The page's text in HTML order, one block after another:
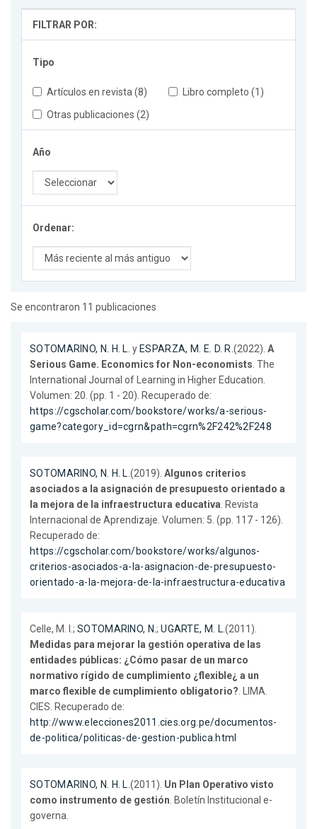
FILTRAR POR:
Tipo
Artículos en revista (8)
Libro completo (1)
Otras publicaciones (2)
Año
Ordenar:
Se encontraron 11 publicaciones
SOTOMARINO, N. H. L. y ESPARZA, M. E. D. R.(2022). A
Serious Game. Economics for Non-economists. The
International Journal of Learning in Higher Education.
Volumen: 20. (pp. 1 - 20). Recuperado de:
https://cgscholar.com/bookstore/works/a-serious-
game?category_id=cgrn&path=cgrn%2F242%2F248
SOTOMARINO, N. H. L.(2019). Algunos criterios
asociados a la asignación de presupuesto orientado a
la mejora de la infraestructura educativa. Revista
Internacional de Aprendizaje. Volumen: 5. (pp. 117 - 126).
Recuperado de:
https://cgscholar.com/bookstore/works/algunos-
criterios-asociados-a-la-asignacion-de-presupuesto-
orientado-a-la-mejora-de-la-infraestructura-educativa
Celle, M. I.; SOTOMARINO, N.;UGARTE, M. L.(2011).
Medidas para mejorar la gestión operativa de las
entidades públicas: ¿Cómo pasar de un marco
normativo rígido de cumplimiento ¿flexible¿ a un
marco flexible de cumplimiento obligatorio?. LIMA.
CIES. Recuperado de:
http://www.elecciones2011.cies.org.pe/documentos-
de-politica/politicas-de-gestion-publica.html
SOTOMARINO, N. H. L.(2011). Un Plan Operativo visto
como instrumento de gestión. Boletín Institucional e-
governa.